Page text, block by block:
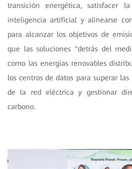
transición energética, satisfacer
inteligencia artificial y alinearse
para alcanzar los objetivos de
que las soluciones "detrás del
como las energías renovables
los centros de datos para superar
de la red eléctrica y gestionar
carbono.